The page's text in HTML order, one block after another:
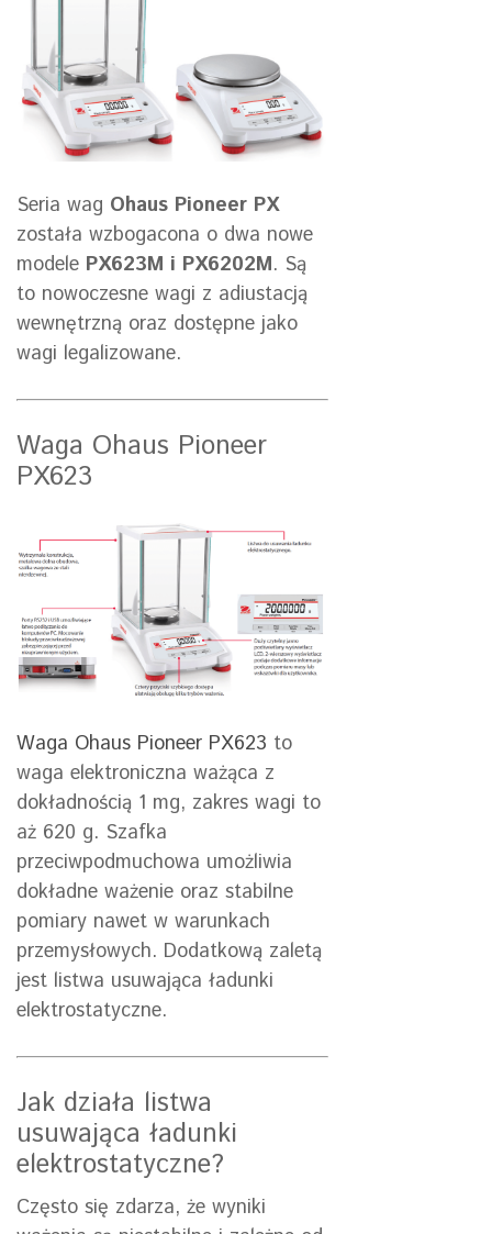
Seria wag Ohaus Pioneer PX
została wzbogacona o dwa nowe
modele PX623M i PX6202M. Są
to nowoczesne wagi z adiustacją
wewnętrzną oraz dostępne jako
wagi legalizowane.
Waga Ohaus Pioneer
PX623
Waga Ohaus Pioneer PX623 to
waga elektroniczna ważąca z
dokładnością 1 mg, zakres wagi to
aż 620 g. Szafka
przeciwpodmuchowa umożliwia
dokładne ważenie oraz stabilne
pomiary nawet w warunkach
przemysłowych. Dodatkową zaletą
jest listwa usuwająca ładunki
elektrostatyczne.
Jak działa listwa
usuwająca ładunki
elektrostatyczne?
Często się zdarza, że wyniki